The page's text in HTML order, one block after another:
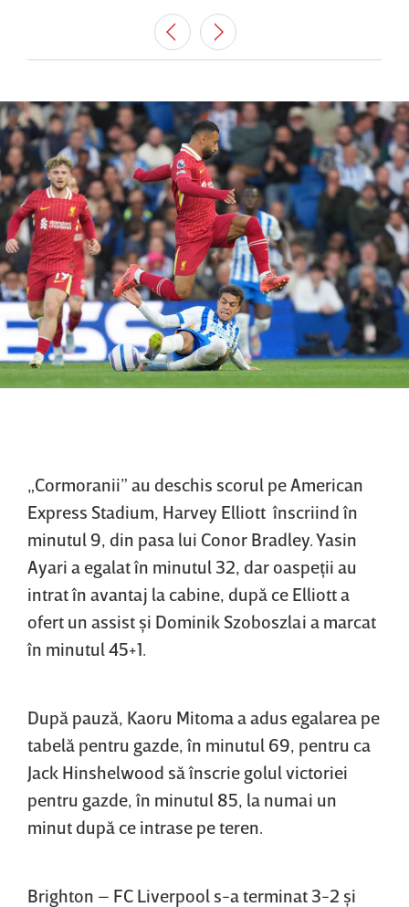
„Cormoranii” au deschis scorul pe American
Express Stadium, Harvey Elliott înscriind în
minutul 9, din pasa lui Conor Bradley. Yasin
Ayari a egalat în minutul 32, dar oaspeţii au
intrat în avantaj la cabine, după ce Elliott a
ofert un assist şi Dominik Szoboszlai a marcat
în minutul 45+1.
După pauză, Kaoru Mitoma a adus egalarea pe
tabelă pentru gazde, în minutul 69, pentru ca
Jack Hinshelwood să înscrie golul victoriei
pentru gazde, în minutul 85, la numai un
minut după ce intrase pe teren.
Brighton – FC Liverpool s-a terminat 3-2 şi